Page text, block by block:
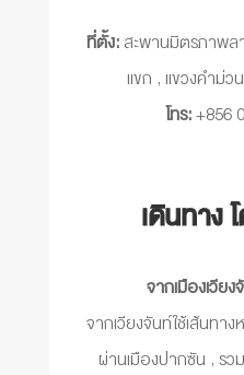
ที่ตั้ง:สะพานมิตรภาพลา
แขก , แขวงคำม่
โทร:+856
เดินทาง
จากเมืองเวีย
จากเวียงจันท์ใช้เส้นทา
ผ่านเมืองปากซัน , รว